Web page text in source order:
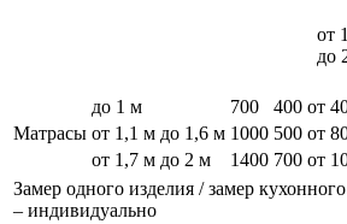
от
до
Матрасы
до 1 м 700 400 от
от 1,1 м до 1,6 м 1000 500 от
от 1,7 м до 2 м
1400 700 от
Замер одного изделия / замер
– индивидуально